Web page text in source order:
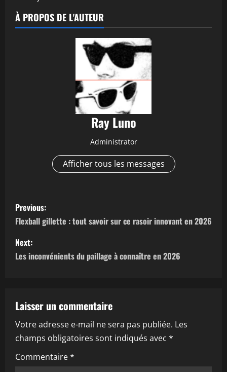
À PROPOS DE L'AUTEUR
Ray Luno
Administrator
Afficher tous les messages
P
o
s
t
a
v
i
Previous:
Flexball gillette : tout savoir sur ce rasoir innovant en 2026
Next:
Les inconvénients du paillage à connaître en 2026
Laisser un commentaire
Votre adresse e-mail ne sera pas publiée. Les
champs obligatoires sont indiqués avec *
Commentaire*